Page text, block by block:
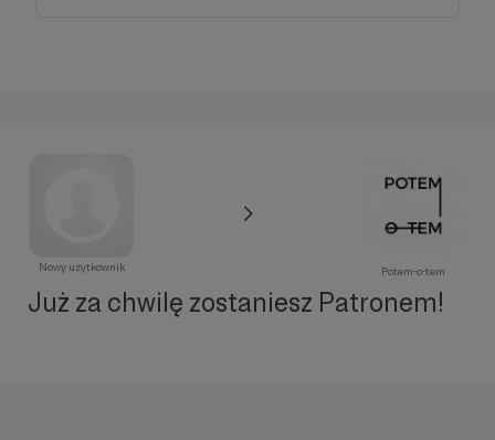
Nowy użytkownik Potem-o-tem
Już za chwilę zostaniesz Patronem!